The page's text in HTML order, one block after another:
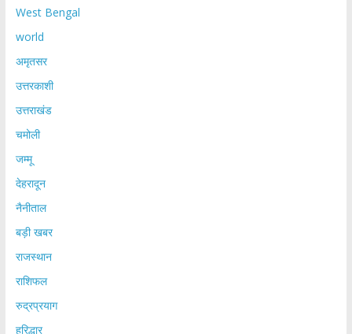
West Bengal
world
अमृतसर
उत्तरकाशी
उत्तराखंड
चमोली
जम्मू
देहरादून
नैनीताल
बड़ी खबर
राजस्थान
राशिफल
रुद्रप्रयाग
हरिद्धार